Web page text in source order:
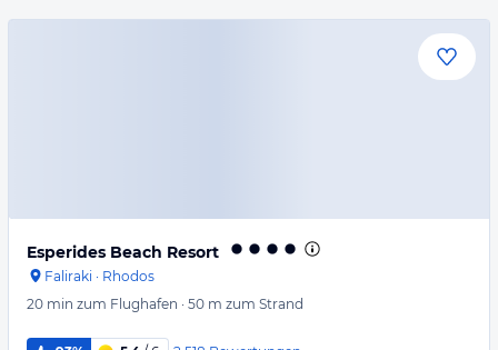
Esperides Beach Resort
Faliraki · Rhodos
20 min zum Flughafen · 50 m zum Strand